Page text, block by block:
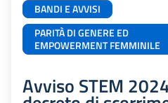
BANDI E AVVISI
PARITÀ DI GENERE ED
EMPOWERMENT FEMMINILE
Avviso STEM